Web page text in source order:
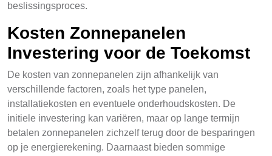
beslissingsproces.
Kosten Zonnepanelen
Investering voor de Toekomst
De kosten van zonnepanelen zijn afhankelijk van
verschillende factoren, zoals het type panelen,
installatiekosten en eventuele onderhoudskosten. De
initiele investering kan variëren, maar op lange termijn
betalen zonnepanelen zichzelf terug door de besparingen
op je energierekening. Daarnaast bieden sommige